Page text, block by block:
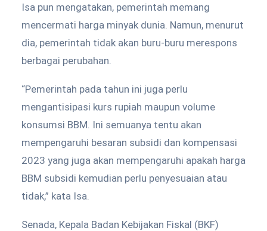
Isa pun mengatakan, pemerintah memang
mencermati harga minyak dunia. Namun, menurut
dia, pemerintah tidak akan buru-buru merespons
berbagai perubahan.
“Pemerintah pada tahun ini juga perlu
mengantisipasi kurs rupiah maupun volume
konsumsi BBM. Ini semuanya tentu akan
mempengaruhi besaran subsidi dan kompensasi
2023 yang juga akan mempengaruhi apakah harga
BBM subsidi kemudian perlu penyesuaian atau
tidak,” kata Isa.
Senada, Kepala Badan Kebijakan Fiskal (BKF)